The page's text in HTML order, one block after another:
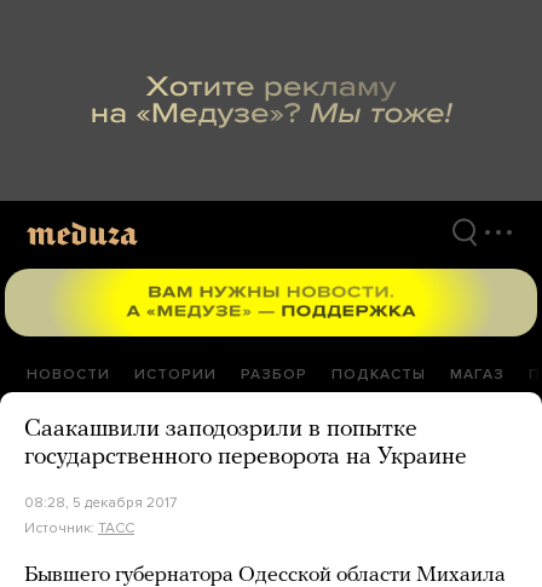
НОВОСТИ ИСТОРИИ РАЗБОР ПОДКАСТЫ МАГАЗ
Саакашвили заподозрили в попытке
государственного переворота на Украине
08:28, 5 декабря 2017
Источник: ТАСС
Бывшего губернатора Одесской области Михаила